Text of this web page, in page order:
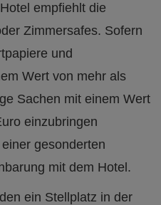
empfiehlt die
Zimmersafes. Sofern
und
Wert von mehr als
Sachen mit einem Wert
einzubringen
gesonderten
mit dem Hotel.
ein Stellplatz in der